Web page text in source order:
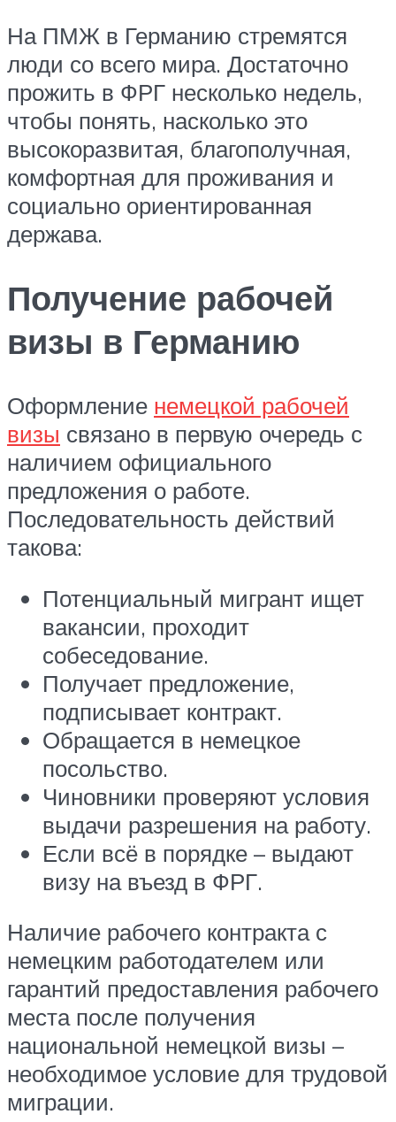
На ПМЖ в Германию стремятся
люди со всего мира. Достаточно
прожить в ФРГ несколько недель,
чтобы понять, насколько это
высокоразвитая, благополучная,
комфортная для проживания и
социально ориентированная
держава.
Получение рабочей
визы в Германию
Оформление немецкой рабочей
визы связано в первую очередь с
наличием официального
предложения о работе.
Последовательность действий
такова:
Потенциальный мигрант ищет
вакансии, проходит
собеседование.
Получает предложение,
подписывает контракт.
Обращается в немецкое
посольство.
Чиновники проверяют условия
выдачи разрешения на работу.
Если всё в порядке – выдают
визу на въезд в ФРГ.
Наличие рабочего контракта с
немецким работодателем или
гарантий предоставления рабочего
места после получения
национальной немецкой визы –
необходимое условие для трудовой
миграции.